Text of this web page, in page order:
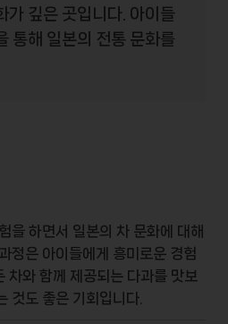
가 깊은 곳입니다. 아이들
통해 일본의 전통 문화를
을 하면서 일본의 차 문화에 대해
정은 아이들에게 흥미로운 경험
차와 함께 제공되는 다과를 맛보
것도 좋은 기회입니다.